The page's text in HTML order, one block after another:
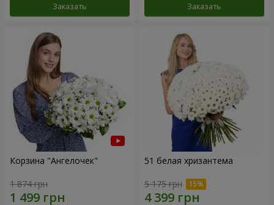
Заказать Заказать
Корзина "Ангелочек"
1 874 грн
51 белая хризантема
5 175 грн